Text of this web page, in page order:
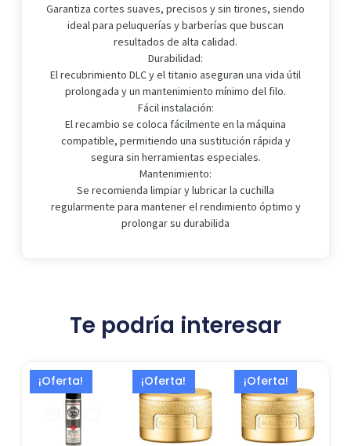
Garantiza cortes suaves, precisos y sin tirones, siendo
ideal para peluquerías y barberías que buscan
resultados de alta calidad.
Durabilidad:
El recubrimiento DLC y el titanio aseguran una vida útil
prolongada y un mantenimiento mínimo del filo.
Fácil instalación:
El recambio se coloca fácilmente en la máquina
compatible, permitiendo una sustitución rápida y
segura sin herramientas especiales.
Mantenimiento:
Se recomienda limpiar y lubricar la cuchilla
regularmente para mantener el rendimiento óptimo y
prolongar su durabilida
Te podría interesar
¡Oferta!
El
precio
original
era:
12,99 €.
precio
actual
7,99 €.
¡Oferta!
precio
original
era:
45,00 €.
El
precio
actual
es:
30,00 €.
¡Oferta!
precio
original
era:
49,50 €.
El
precio
actual
es:
33,00 €.